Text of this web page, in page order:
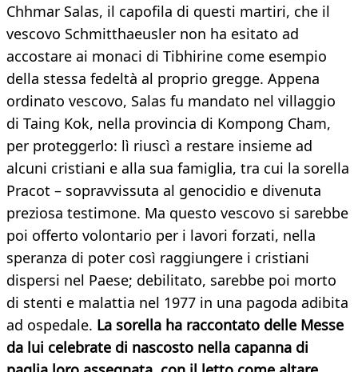
Chhmar Salas, il capofila di questi martiri, che il
vescovo Schmitthaeusler non ha esitato ad
accostare ai monaci di Tibhirine come esempio
della stessa fedeltà al proprio gregge. Appena
ordinato vescovo, Salas fu mandato nel villaggio
di Taing Kok, nella provincia di Kompong Cham,
per proteggerlo: lì riuscì a restare insieme ad
alcuni cristiani e alla sua famiglia, tra cui la sorella
Pracot – sopravvissuta al genocidio e divenuta
preziosa testimone. Ma questo vescovo si sarebbe
poi offerto volontario per i lavori forzati, nella
speranza di poter così raggiungere i cristiani
dispersi nel Paese; debilitato, sarebbe poi morto
di stenti e malattia nel 1977 in una pagoda adibita
ad ospedale. La sorella ha raccontato delle Messe
da lui celebrate di nascosto nella capanna di